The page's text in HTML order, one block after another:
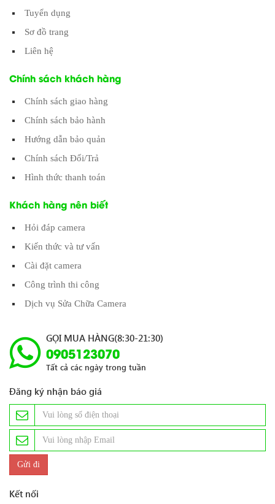
Tuyển dụng
Sơ đồ trang
Liên hệ
Chính sách khách hàng
Chính sách giao hàng
Chính sách bảo hành
Hướng dẫn bảo quản
Chính sách Đổi/Trả
Hình thức thanh toán
Khách hàng nên biết
Hỏi đáp camera
Kiến thức và tư vấn
Cài đặt camera
Công trình thi công
Dịch vụ Sửa Chữa Camera
GỌI MUA HÀNG(8:30-21:30)
0905123070
Tất cả các ngày trong tuần
Đăng ký nhận báo giá
Kết nối